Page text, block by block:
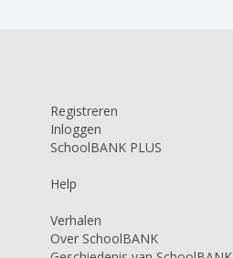
Registreren
Inloggen
SchoolBANK PLUS
Help
Verhalen
Over SchoolBANK